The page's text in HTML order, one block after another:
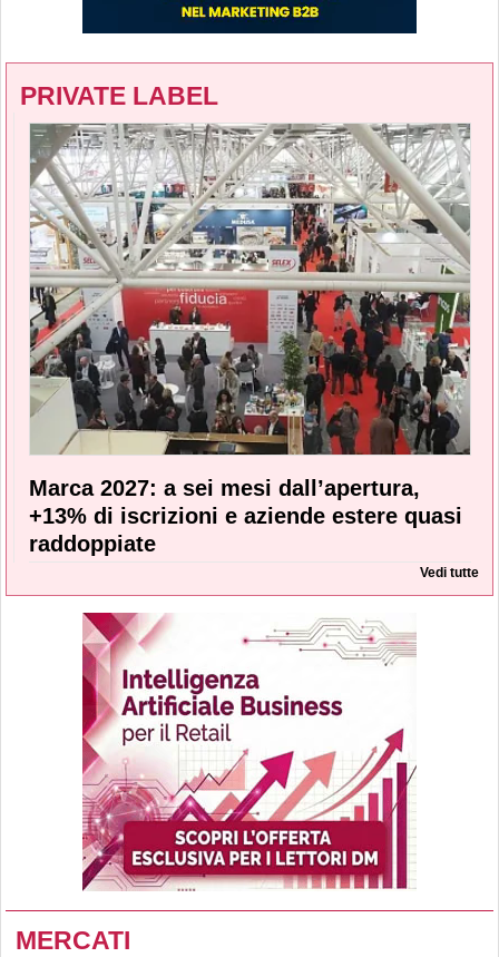
PRIVATE LABEL
Marca 2027: a sei mesi dall’apertura,
+13% di iscrizioni e aziende estere quasi
raddoppiate
Vedi tutte
MERCATI